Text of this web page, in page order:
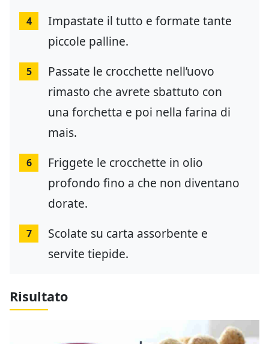
4
Impastate il tutto e formate tante
piccole palline.
5
Passate le crocchette nell’uovo
rimasto che avrete sbattuto con
una forchetta e poi nella farina di
mais.
6
Friggete le crocchette in olio
profondo fino a che non diventano
dorate.
7
Scolate su carta assorbente e
servite tiepide.
Risultato